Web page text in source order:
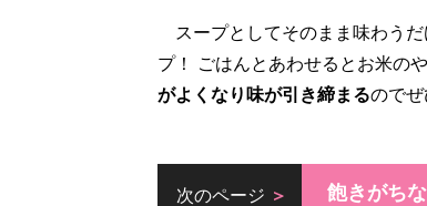
スープとしてそのまま味わうだ
プ！ ごはんとあわせるとお米の
がよくなり味が引き締まるのでぜ
次のページ 飽きがち